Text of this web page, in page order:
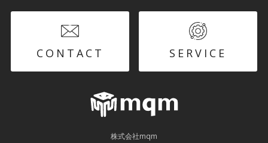
CONTACT SERVICE
株式会社mqm